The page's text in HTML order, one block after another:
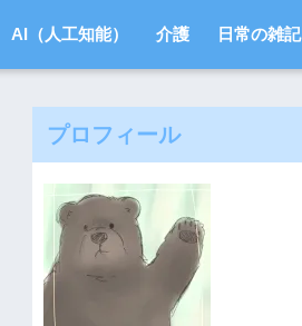
AI（人工知能） 介護 日常の雑記
プロフィール